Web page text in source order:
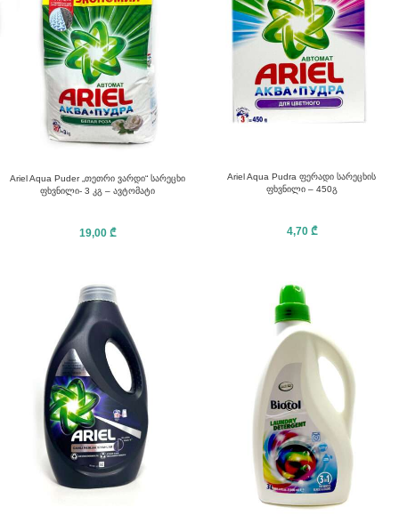
Ariel Aqua Puder „თეთრი ვარდი“ სარეცხი
ფხვნილი- 3 კგ – ავტომატი
19,00 ₾
Ariel Aqua Pudra ფერადი სარეცხის
ფხვნილი – 450გ
4,70 ₾